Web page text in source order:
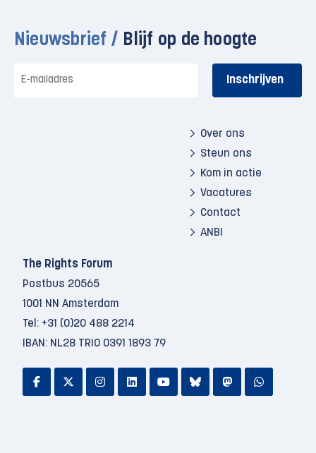
Nieuwsbrief / Blijf op de hoogte
mailadres
Over ons
Steun ons
Kom in actie
Vacatures
Contact
ANBI
The Rights Forum
Postbus 20565
1001 NN Amsterdam
Tel: +31 (0)20 488 2214
IBAN: NL28 TRIO 0391 1893 79